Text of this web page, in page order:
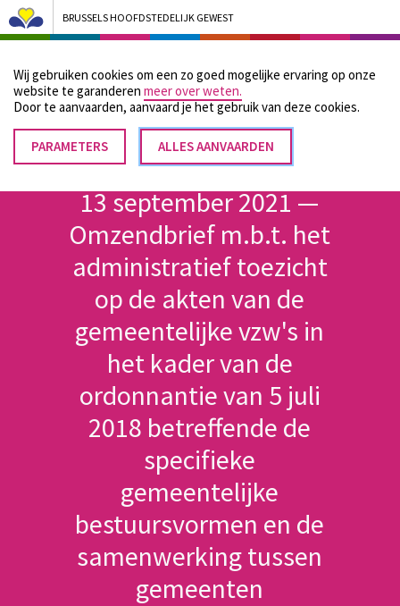
Wij gebruiken cookies om een zo goed mogelijke ervaring op onze
website te garanderen meer over weten.
Door te aanvaarden, aanvaard je het gebruik van deze cookies.
PARAMETERS ALLES AANVAARDEN
TOESTEMMING
INTREKKEN
BRUSSELS HOOFDSTEDELIJK GEWEST
Bruxelles Pouvoirs Locaux - Aller à la page d'accueil
Menu
Kruimelpad Home
13 september 2021 —
Omzendbrief m.b.t. het
administratief toezicht
op de akten van de
gemeentelijke vzw's in
het kader van de
ordonnantie van 5 juli
2018 betreffende de
specifieke
gemeentelijke
bestuursvormen en de
samenwerking tussen
gemeenten